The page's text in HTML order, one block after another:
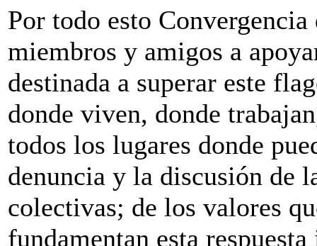
Por todo esto
miembros y amigos a
destinada a superar este
donde viven, donde
todos los lugares donde
denuncia y la discusión de
colectivas; de los valores
fundamentan esta